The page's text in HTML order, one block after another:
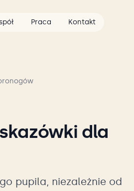
Praca Kontakt
dla
pupila, niezależnie od